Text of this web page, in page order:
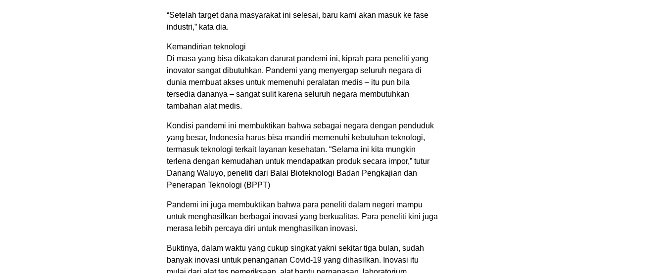
“Setelah target dana masyarakat ini selesai, baru kami akan masuk ke fase
industri,” kata dia.
Kemandirian teknologi
Di masa yang bisa dikatakan darurat pandemi ini, kiprah para peneliti yang
inovator sangat dibutuhkan. Pandemi yang menyergap seluruh negara di
dunia membuat akses untuk memenuhi peralatan medis – itu pun bila
tersedia dananya – sangat sulit karena seluruh negara membutuhkan
tambahan alat medis.
Kondisi pandemi ini membuktikan bahwa sebagai negara dengan penduduk
yang besar, Indonesia harus bisa mandiri memenuhi kebutuhan teknologi,
termasuk teknologi terkait layanan kesehatan. “Selama ini kita mungkin
terlena dengan kemudahan untuk mendapatkan produk secara impor,” tutur
Danang Waluyo, peneliti dari Balai Bioteknologi Badan Pengkajian dan
Penerapan Teknologi (BPPT)
Pandemi ini juga membuktikan bahwa para peneliti dalam negeri mampu
untuk menghasilkan berbagai inovasi yang berkualitas. Para peneliti kini juga
merasa lebih percaya diri untuk menghasilkan inovasi.
Buktinya, dalam waktu yang cukup singkat yakni sekitar tiga bulan, sudah
banyak inovasi untuk penanganan Covid-19 yang dihasilkan. Inovasi itu